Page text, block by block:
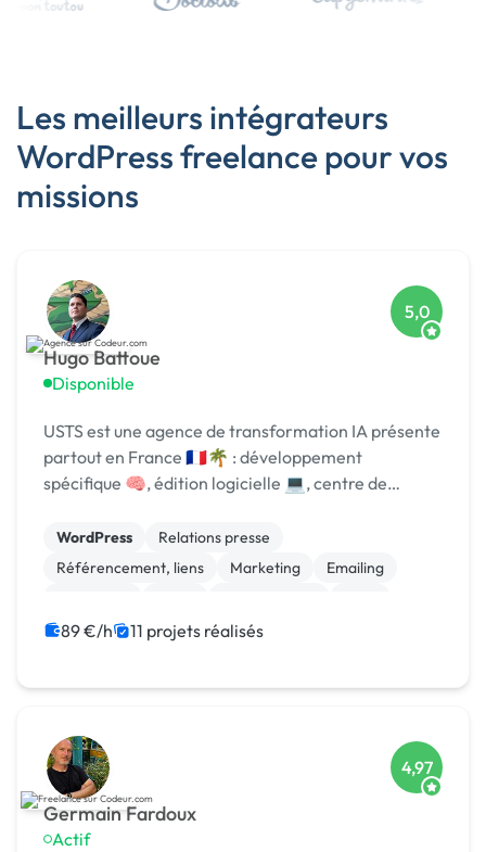
Les meilleurs intégrateurs
WordPress freelance pour vos
missions
Hugo Battoue
Disponible
5,0
USTS est une agence de transformation IA présente
partout en France 🇫🇷🌴 : développement
spécifique 🧠, édition logicielle 💻, centre de
MASQUÉE] 🏆 !
WordPress
Relations presse
Référencement, liens
Marketing
Emailing
Charte graphique
89 €/h 11 projets réalisés
Germain Fardoux
Actif
4,97